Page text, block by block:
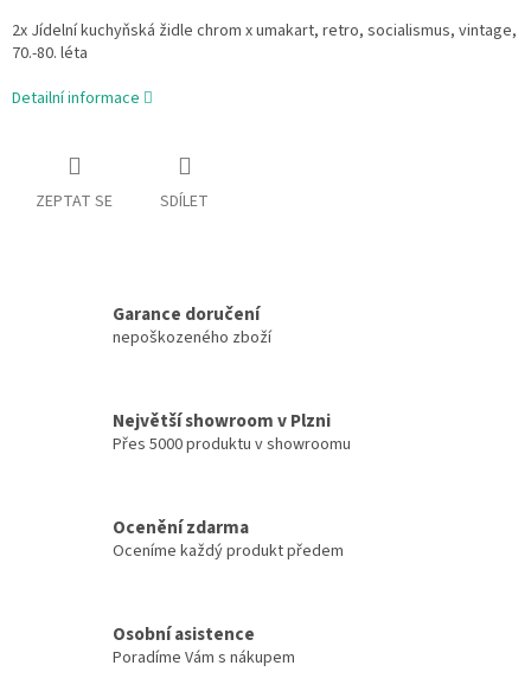
2x Jídelní kuchyňská židle chrom x umakart, retro, socialismus, vintage,
70.-80. léta
Detailní informace
ZEPTAT SE SDÍLET
Garance doručení
nepoškozeného zboží
Největší showroom v Plzni
Přes 5000 produktu v showroomu
Ocenění zdarma
Oceníme každý produkt předem
Osobní asistence
Poradíme Vám s nákupem